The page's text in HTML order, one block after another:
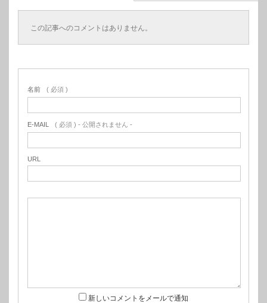
この記事へのコメントはありません。
名前 ( 必須 )
E-MAIL ( 必須 ) - 公開されません -
URL
新しいコメントをメールで通知